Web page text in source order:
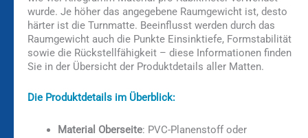
wurde. Je höher das angegebene Raumgewicht ist, desto
härter ist die Turnmatte. Beeinflusst werden durch das
Raumgewicht auch die Punkte Einsinktiefe, Formstabilität
sowie die Rückstellfähigkeit – diese Informationen finden
Sie in der Übersicht der Produktdetails aller Matten.
Die Produktdetails im Überblick:
Material Oberseite: PVC-Planenstoff oder